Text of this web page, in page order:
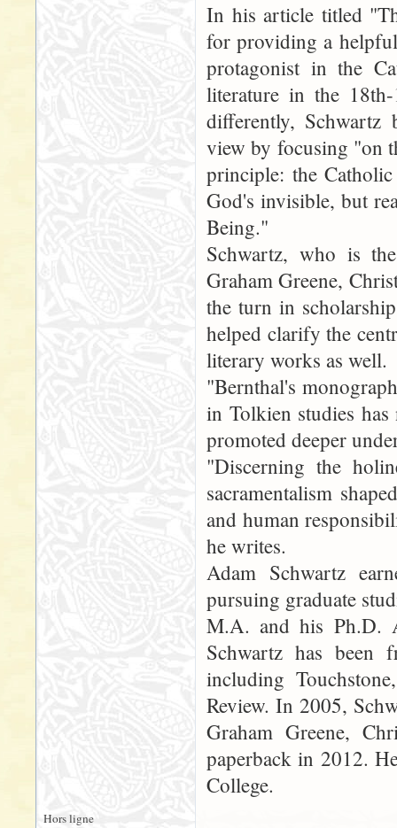
In his article titled
for providing a
protagonist in the
literature in the
differently, Schwartz
view by focusing "on
principle: the
God's invisible, but
Being."
Schwartz, who is
Graham Greene,
the turn in
helped clarify the
literary works as well.
"Bernthal's
in Tolkien studies
promoted deeper
"Discerning the
sacramentalism
and human
he writes.
Adam Schwartz
pursuing graduate
M.A. and his Ph.D.
Schwartz has been
including
Review. In 2005,
Graham Greene,
paperback in 2012.
College.
Hors ligne